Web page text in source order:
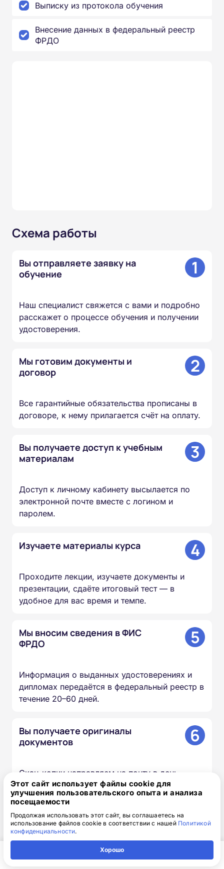
Выписку из протокола обучения
Внесение данных в федеральный реестр
ФРДО
Схема работы
Вы отправляете заявку на
обучение
1
Наш специалист свяжется с вами и подробно
расскажет о процессе обучения и получении
удостоверения.
Мы готовим документы и
договор
2
Все гарантийные обязательства прописаны в
договоре, к нему прилагается счёт на оплату.
Вы получаете доступ к учебным
материалам
3
Доступ к личному кабинету высылается по
электронной почте вместе с логином и
паролем.
Изучаете материалы курса 4
Проходите лекции, изучаете документы и
презентации, сдаёте итоговый тест — в
удобное для вас время и темпе.
Мы вносим сведения в ФИС
ФРДО
5
Информация о выданных удостоверениях и
дипломах передаётся в федеральный реестр в
течение 20–60 дней.
Вы получаете оригиналы
документов
6
Скан-копии направляем на почту в день
окончания курса, оригиналы доставляем
Почтой России бесплатно.
Доступная интерактивная
платформа дистанционного
Этот сайт использует файлы cookie для
улучшения пользовательского опыта и анализа
посещаемости
Продолжая использовать этот сайт, вы соглашаетесь на
использование файлов cookie в соответствии с нашей Политикой
конфиденциальности.
Хорошо